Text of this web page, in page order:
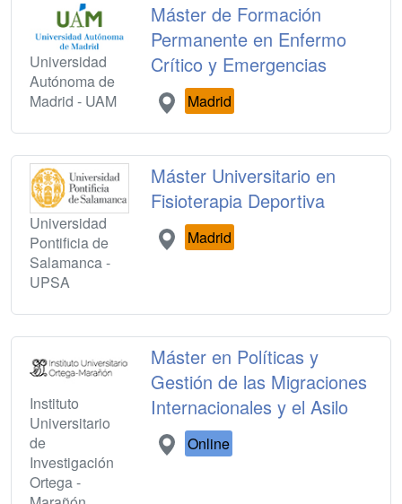
Universidad
Autónoma de
Madrid - UAM
Máster de Formación
Permanente en Enfermo
Crítico y Emergencias
Madrid
Universidad
Pontificia de
Salamanca -
UPSA
Máster Universitario en
Fisioterapia Deportiva
Madrid
Instituto
Universitario
de
Investigación
Ortega -
Máster en Políticas y
Gestión de las Migraciones
Internacionales y el Asilo
Online